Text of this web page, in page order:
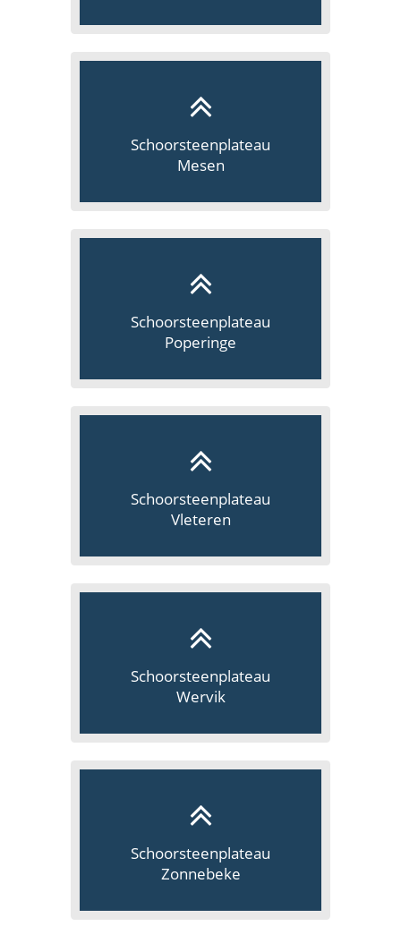
Schoorsteenplateau
Mesen
Schoorsteenplateau
Poperinge
Schoorsteenplateau
Vleteren
Schoorsteenplateau
Wervik
Schoorsteenplateau
Zonnebeke